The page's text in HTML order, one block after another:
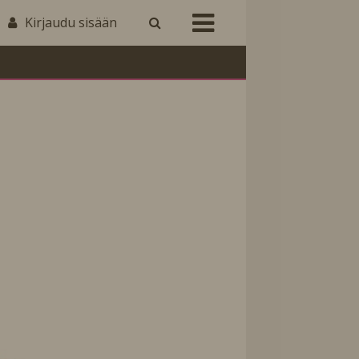
Kirjaudu sisään